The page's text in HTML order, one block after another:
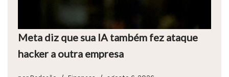
Meta diz que sua IA também fez ataque
hacker a outra empresa